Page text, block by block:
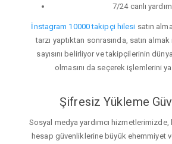
7/24 canlı
İnstagram 10000 takipçi hilesi satın
tarzı yaptıktan sonrasında, satın
sayısını belirliyor ve takipçilerinin
olmasını da seçerek işlemlerini
Şifresiz Yükleme
Sosyal medya yardımcı hizmetlerimizde,
hesap güvenliklerine büyük ehemmiyet